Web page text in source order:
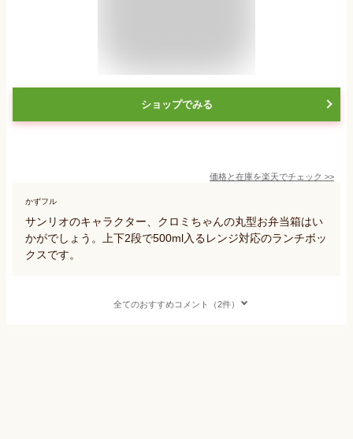
ショップでみる
価格と在庫を楽天でチェック >>
かずフル
サンリオのキャラクター、クロミちゃんの丸型お弁当箱はい
かがでしょう。上下2段で500ml入るレンジ対応のランチボッ
クスです。
全てのおすすめコメント（2件）